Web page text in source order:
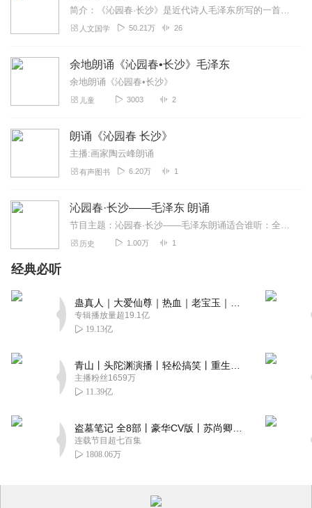
听友290659467
2023-07-21
听友416865412
2023-04-16
简介：《沁园春·长沙》是近代诗人毛泽东所写的一首词。该词通过对长沙秋景的描绘和对青年时代革命斗争生活的回忆，抒写出革命青年对国家命运的感慨和以天下为己任，蔑视...
人文国学 50.21万 26
余地朗诵《沁园春•长沙》毛泽东
余地朗诵《沁园春•长沙》
儿童 3003 2
朗诵《沁园春 长沙》
主播:画家陶云峰朗诵
有声图书 6.20万 1
沁园春·长沙——毛泽东 朗诵
节目主题：沁园春·长沙——毛泽东朗诵适合谁听：全体人员主播寄语：好好学习，天天向上
历史 1.00万 1
经典必听
专辑播放量超19.1亿
19.13亿
主播粉丝1659万
11.39亿
连载节目超七百集
1808.06万